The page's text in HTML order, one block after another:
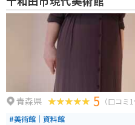
かした料理を楽しむことができます。 バイクで訪れる場合、駐車場も広く、
休憩場所としても利用しやすいです。
ィングロードは、ツーリングにもおすすめです。 道の駅
かな環境の中で、地元の魅力を満喫
青森県 5 （口コミ1
#美術館｜資料館